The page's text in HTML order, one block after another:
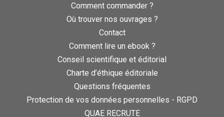
Comment commander ?
Où trouver nos ouvrages ?
Contact
Comment lire un ebook ?
Conseil scientifique et éditorial
Charte d’éthique éditoriale
Questions fréquentes
Protection de vos données personnelles - RGPD
QUAE RECRUTE